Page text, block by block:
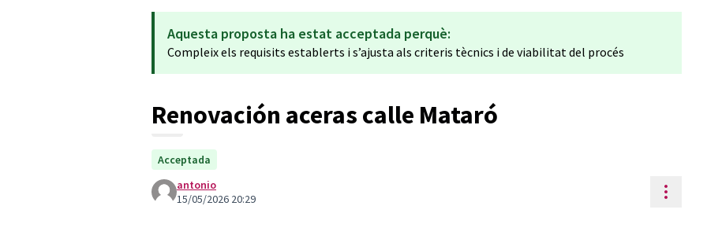
Aquesta proposta ha estat acceptada perquè:
Compleix els requisits establerts i s’ajusta als criteris tècnics i de viabilitat del procés
Renovación aceras calle Mataró
Acceptada
antonio
15/05/2026 20:29